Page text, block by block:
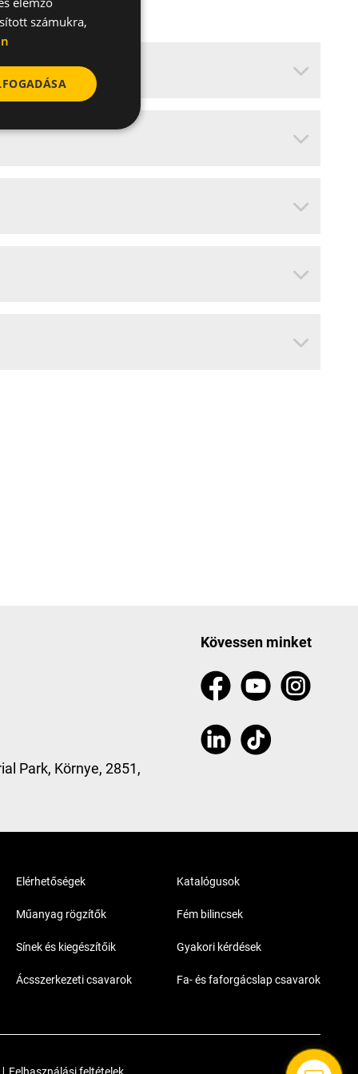
Park, Környe, 2851,
Kövessen minket
Elérhetőségek
Műanyag rögzítők
Sínek és kiegészítőik
Ácsszerkezeti csavarok
Katalógusok
Fém bilincsek
Gyakori kérdések
Fa- és faforgácslap csavarok
számukra,